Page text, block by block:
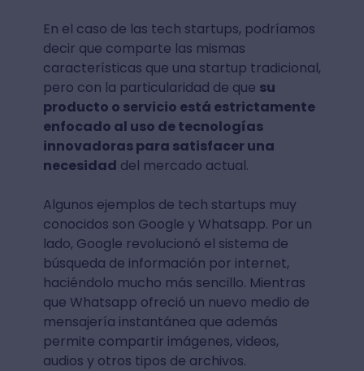
En el caso de las tech startups, podríamos
decir que comparte las mismas
características que una startup tradicional,
pero con la particularidad de que su
producto o servicio está estrictamente
enfocado al uso de tecnologías
innovadoras para satisfacer una
necesidad del mercado actual.
Algunos ejemplos de tech startups muy
conocidos son Google y Whatsapp. Por un
lado, Google revolucionó el sistema de
búsqueda de información por internet,
haciéndolo mucho más sencillo. Mientras
que Whatsapp ofreció un nuevo medio de
mensajería instantánea que además
permite compartir imágenes, videos,
audios y otros tipos de archivos.